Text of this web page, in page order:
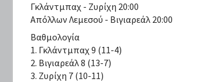
Γκλάντμπαχ - Ζυρίχη 20:00
Απόλλων Λεμεσού - Βιγιαρεάλ 20:00
Βαθμολογία
1. Γκλάντμπαχ 9 (11-4)
2. Βιγιαρεάλ 8 (13-7)
3. Ζυρίχη 7 (10-11)